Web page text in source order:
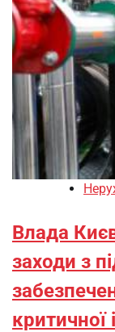
Влада
заходи з
критичної